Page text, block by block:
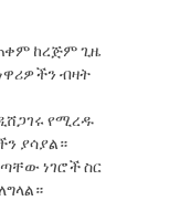
ከረጅም ጊዜ
ብዛት
የሚረዱ
ያሳያል።
ነገሮች ስር